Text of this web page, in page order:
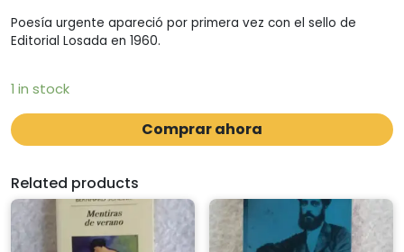
Poesía urgente apareció por primera vez con el sello de
Editorial Losada en 1960.
1 in stock
Comprar ahora
Related products